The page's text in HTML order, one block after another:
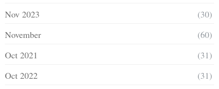
Nov 2023
(30)
November
(60)
Oct 2021
(31)
Oct 2022
(31)